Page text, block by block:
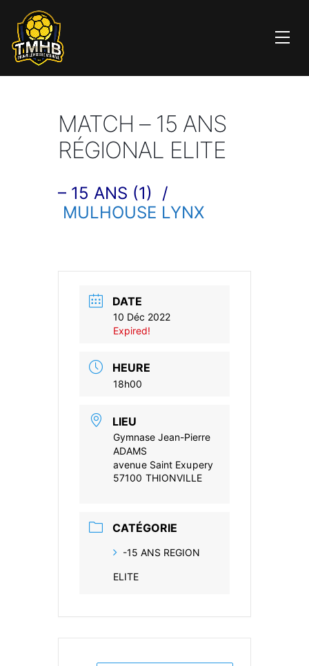
MATCH – 15 ANS
RÉGIONAL ELITE
– 15 ANS (1) /
MULHOUSE LYNX
DATE
10 Déc 2022
Expired!
HEURE
18h00
LIEU
Gymnase Jean-Pierre
ADAMS
avenue Saint Exupery
57100 THIONVILLE
CATÉGORIE
-15 ANS REGION
ELITE